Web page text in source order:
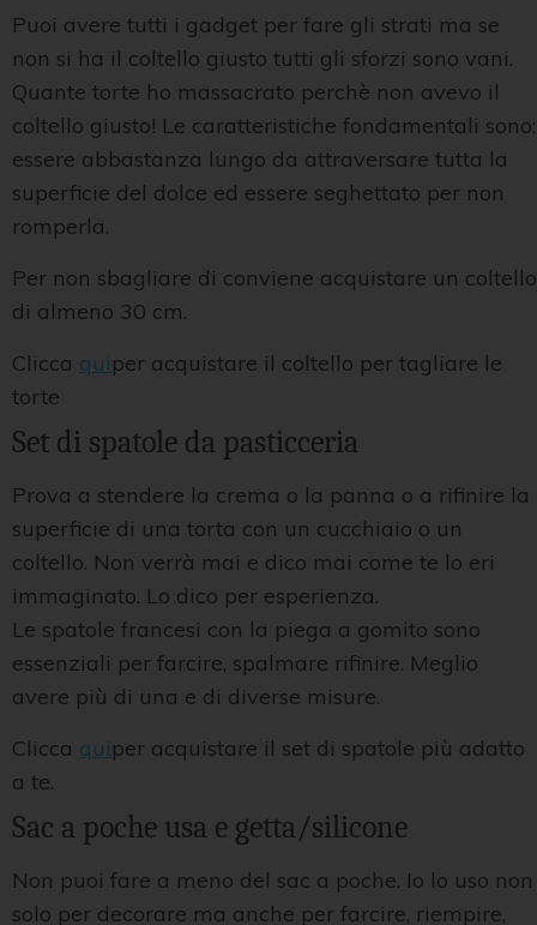
Puoi avere tutti i gadget per fare gli strati ma se
non si ha il coltello giusto tutti gli sforzi sono vani.
Quante torte ho massacrato perchè non avevo il
coltello giusto! Le caratteristiche fondamentali sono:
essere abbastanza lungo da attraversare tutta la
superficie del dolce ed essere seghettato per non
romperla.
Per non sbagliare di conviene acquistare un coltello
di almeno 30 cm.
Clicca quiper acquistare il coltello per tagliare le
torte
Set di spatole da pasticceria
Prova a stendere la crema o la panna o a rifinire la
superficie di una torta con un cucchiaio o un
coltello. Non verrà mai e dico mai come te lo eri
immaginato. Lo dico per esperienza.
Le spatole francesi con la piega a gomito sono
essenziali per farcire, spalmare rifinire. Meglio
avere più di una e di diverse misure.
Clicca quiper acquistare il set di spatole più adatto
a te.
Sac a poche usa e getta/silicone
Non puoi fare a meno del sac a poche. Io lo uso non
solo per decorare ma anche per farcire, riempire,